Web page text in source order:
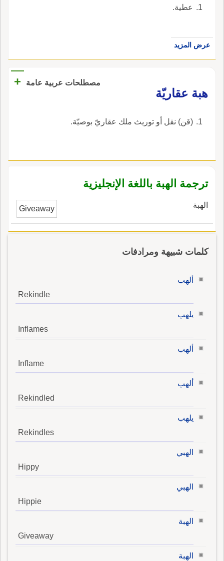
‏عطية‏.
عرض المزيد
مصطلحات عربية عامة
+
هبة عقاريّة
(قن) نقل أو توريث ملك عقاريّ بوصيّة.
ترجمة الهبة باللغة الإنجليزية
الهبة Giveaway
كلمات شبيهة ومرادفات
ألهب
Rekindle
يلهب
Inflames
ألهب
Inflame
ألهب
Rekindled
يلهب
Rekindles
الهبي
Hippy
الهبي
Hippie
الهبة
Giveaway
الهبة